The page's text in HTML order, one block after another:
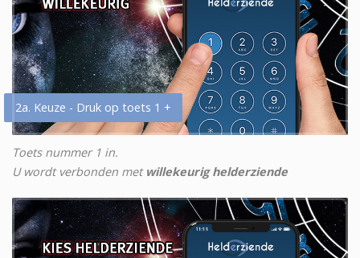
2a. Keuze - Druk op toets 1 +
Toets nummer 1 in.
U wordt verbonden met willekeurig helderziende